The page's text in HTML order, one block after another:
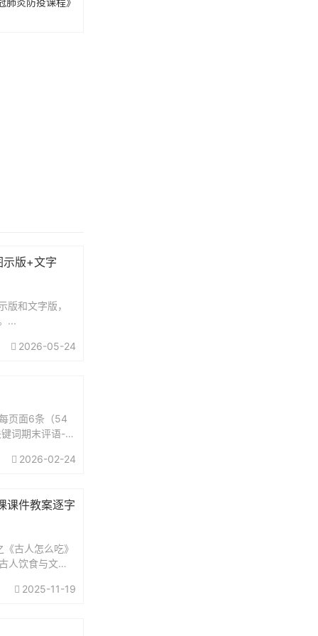
示版+文字
版和文字版，
...
2026-05-24
页面6条（54
词期末评语-男
2026-02-24
课件教案逐字
古人怎么吃》
人饮食与文化
2025-11-19